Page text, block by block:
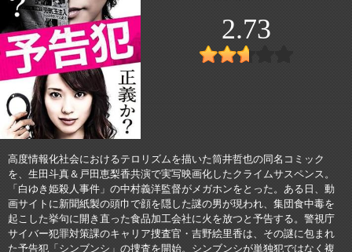
2.73
高度情報化社会におけるテロリズムを描いた筒井哲也の同名コミック
を、生田斗真＆戸田恵梨香共演で実写映画化したクライムサスペンス。
「白ゆき姫殺人事件」の中村義洋監督がメガホンをとった。ある日、動
画サイトに新聞紙製の頭巾で顔を隠した謎の男が現われ、集団食中毒を
起こした挙句に開き直った食品加工会社に火を放つと予告する。警視庁
サイバー犯罪対策課のキャリア捜査官・吉野絵里香は、その謎に包まれ
た予告犯「シンブンシ」の捜査を開始。シンブンシが単独犯ではなく複